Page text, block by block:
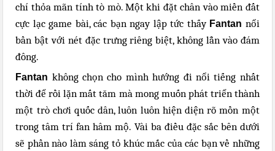
chí thỏa mãn tính tò mò. Một khi đặt chân vào miền đất
cực lạc game bài, các bạn ngay lập tức thấy Fantan nổi
bần bật với nét đặc trưng riêng biệt, không lẫn vào đám
đông.
Fantan không chọn cho mình hướng đi nổi tiếng nhất
thời để rồi lặn mất tăm mà mong muốn phát triển thành
một trò chơi quốc dân, luôn luôn hiện diện rõ mồn một
trong tâm trí fan hâm mộ. Vài ba điều đặc sắc bên dưới
sẽ phần nào làm sáng tỏ khúc mắc của các bạn về những